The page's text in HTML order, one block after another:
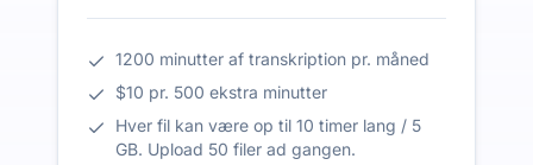
1200 minutter af transkription pr. måned
$10 pr. 500 ekstra minutter
Hver fil kan være op til 10 timer lang / 5
GB. Upload 50 filer ad gangen.